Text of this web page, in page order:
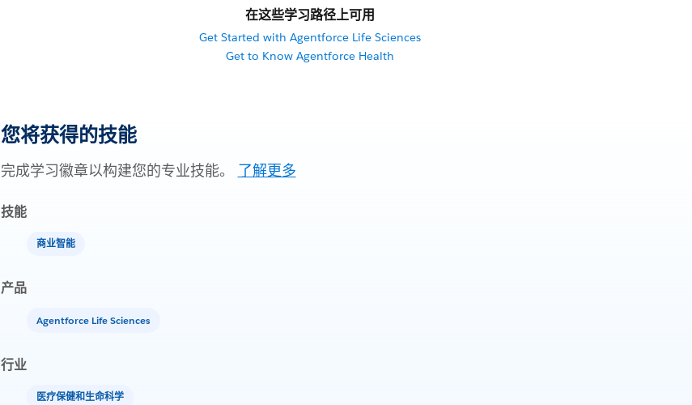
在这些学习路径上可用
Get Started with Agentforce Life Sciences
Get to Know Agentforce Health
您将获得的技能
完成学习徽章以构建您的专业技能。 了解更多
技能
商业智能
产品
Agentforce Life Sciences
行业
医疗保健和生命科学